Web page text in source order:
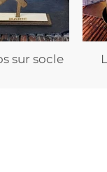
sur socle